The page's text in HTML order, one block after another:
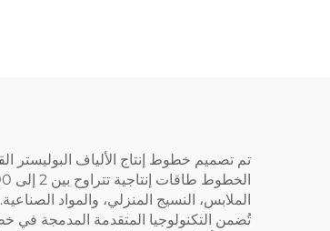
الملابس، النسيج المنزلي، والمواد الصناعية.